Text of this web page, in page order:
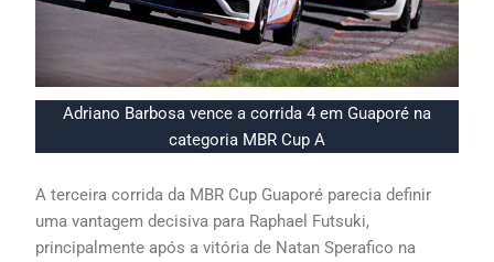
Adriano Barbosa vence a corrida 4 em Guaporé na
categoria MBR Cup A
A terceira corrida da MBR Cup Guaporé parecia definir
uma vantagem decisiva para Raphael Futsuki,
principalmente após a vitória de Natan Sperafico na